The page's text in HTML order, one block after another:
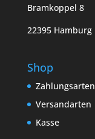
Bramkoppel 8
22395 Hamburg
Shop
Zahlungsarten
Versandarten
Kasse